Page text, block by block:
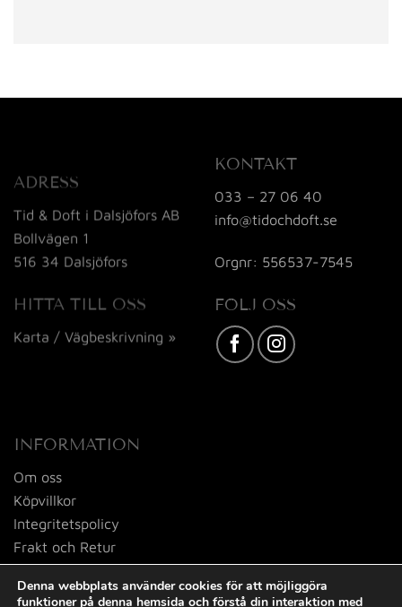
ADRESS
Tid & Doft i Dalsjöfors AB
Bollvägen 1
516 34 Dalsjöfors
HITTA TILL OSS
Karta / Vägbeskrivning »
KONTAKT
033 – 27 06 40
info@tidochdoft.se
Orgnr: 556537-7545
FÖLJ OSS
INFORMATION
Om oss
Köpvillkor
Integritetspolicy
Frakt och Retur
Kontakta oss
Denna webbplats använder cookies för att möjliggöra
funktioner på denna hemsida och förstå din interaktion med